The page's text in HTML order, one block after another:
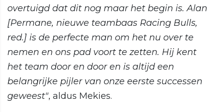
overtuigd dat dit nog maar het begin is. Alan
[Permane, nieuwe teambaas Racing Bulls,
red.] is de perfecte man om het nu over te
nemen en ons pad voort te zetten. Hij kent
het team door en door en is altijd een
belangrijke pijler van onze eerste successen
geweest", aldus Mekies.